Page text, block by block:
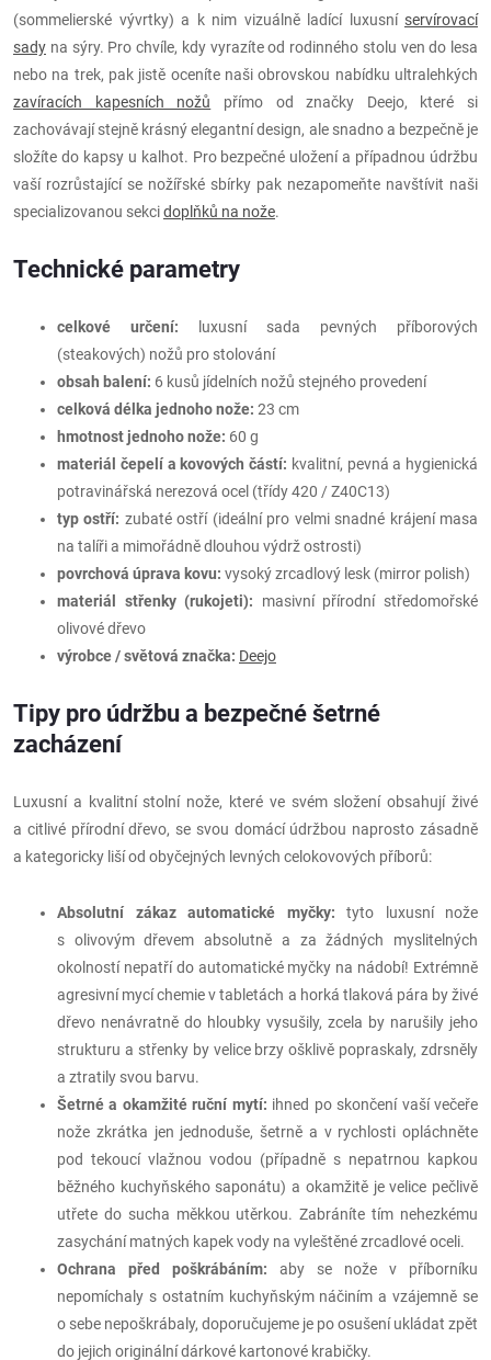
(sommelierské vývrtky) a k nim vizuálně ladící luxusní servírovací
sady na sýry. Pro chvíle, kdy vyrazíte od rodinného stolu ven do lesa
nebo na trek, pak jistě oceníte naši obrovskou nabídku ultralehkých
zavíracích kapesních nožů přímo od značky Deejo, které si
zachovávají stejně krásný elegantní design, ale snadno a bezpečně je
složíte do kapsy u kalhot. Pro bezpečné uložení a případnou údržbu
vaší rozrůstající se nožířské sbírky pak nezapomeňte navštívit naši
specializovanou sekcidoplňků na nože.
Technické parametry
celkové určení: luxusní sada pevných příborových
(steakových) nožů pro stolování
obsah balení: 6 kusů jídelních nožů stejného provedení
celková délka jednoho nože: 23 cm
hmotnost jednoho nože: 60 g
materiál čepelí a kovových částí: kvalitní, pevná a hygienická
potravinářská nerezová ocel (třídy 420 / Z40C13)
typ ostří: zubaté ostří (ideální pro velmi snadné krájení masa
na talíři a mimořádně dlouhou výdrž ostrosti)
povrchová úprava kovu: vysoký zrcadlový lesk (mirror polish)
materiál střenky (rukojeti): masivní přírodní středomořské
olivové dřevo
výrobce / světová značka: Deejo
Tipy pro údržbu a bezpečné šetrné
zacházení
Luxusní a kvalitní stolní nože, které ve svém složení obsahují živé
a citlivé přírodní dřevo, se svou domácí údržbou naprosto zásadně
a kategoricky liší od obyčejných levných celokovových příborů:
Absolutní zákaz automatické myčky: tyto luxusní nože
s olivovým dřevem absolutně a za žádných myslitelných
okolností nepatří do automatické myčky na nádobí! Extrémně
agresivní mycí chemie v tabletách a horká tlaková pára by živé
dřevo nenávratně do hloubky vysušily, zcela by narušily jeho
strukturu a střenky by velice brzy ošklivě popraskaly, zdrsněly
a ztratily svou barvu.
Šetrné a okamžité ruční mytí: ihned po skončení vaší večeře
nože zkrátka jen jednoduše, šetrně a v rychlosti opláchněte
pod tekoucí vlažnou vodou (případně s nepatrnou kapkou
běžného kuchyňského saponátu) a okamžitě je velice pečlivě
utřete do sucha měkkou utěrkou. Zabráníte tím nehezkému
zasychání matných kapek vody na vyleštěné zrcadlové oceli.
Ochrana před poškrábáním: aby se nože v příborníku
nepomíchaly s ostatním kuchyňským náčiním a vzájemně se
o sebe nepoškrábaly, doporučujeme je po osušení ukládat zpět
do jejich originální dárkové kartonové krabičky.